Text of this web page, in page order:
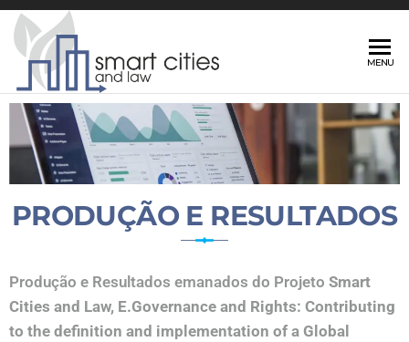
SMART
MENU
PRODUÇÃO E RESULTADOS
Produção e Resultados emanados do Projeto Smart
Cities and Law, E.Governance and Rights: Contributing
to the definition and implementation of a Global